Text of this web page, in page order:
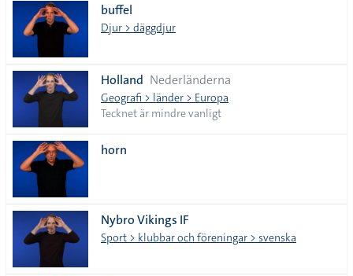
buffel
Djur > däggdjur
Holland Nederländerna
Geografi > länder > Europa
Tecknet är mindre vanligt
horn
Nybro Vikings IF
Sport > klubbar och föreningar > svenska